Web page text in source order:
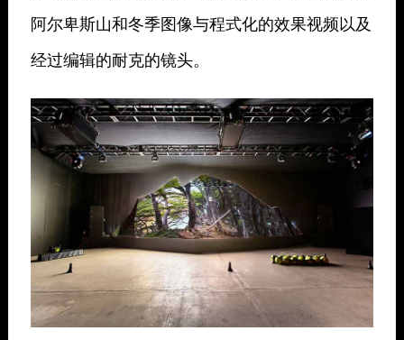
阿尔卑斯山和冬季图像与程式化的效果视频以及
经过编辑的耐克的镜头。